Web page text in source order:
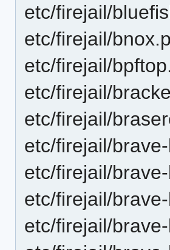
etc/firejail/
etc/firejail/
etc/firejail/
etc/firejail/
etc/firejail/
etc/firejail/
etc/firejail/
etc/firejail/
etc/firejail/